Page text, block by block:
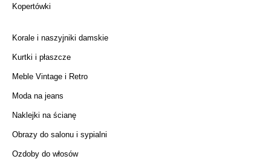
Kopertówki
Korale i naszyjniki damskie
Kurtki i płaszcze
Meble Vintage i Retro
Moda na jeans
Naklejki na ścianę
Obrazy do salonu i sypialni
Ozdoby do włosów